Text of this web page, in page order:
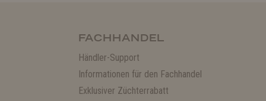
FACHHANDEL
Händler-Support
Informationen für den Fachhandel
Exklusiver Züchterrabatt